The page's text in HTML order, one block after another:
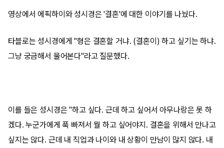
영상에서 에픽하이와 성시경은 '결혼'에 대한 이야기를 나눴다.
타블로는 성시경에게 "형은 결혼할 거냐. (결혼이) 하고 싶기는 하냐.
그냥 궁금해서 물어본다"라고 질문했다.
이를 들은 성시경은 "하고 싶다. 근데 하고 싶어서 아무나랑은 못 하
겠다. 누군가에게 푹 빠져서 뭘 하고 싶어야지. 결혼을 위해서 만나고
싶지는 않다. 근데 내 직업과 나이와 내 상황이 만남이 많지 않다. 내